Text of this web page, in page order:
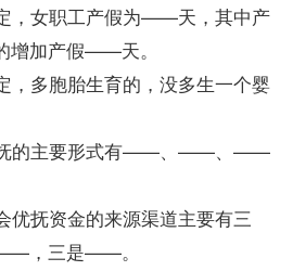
女职工产假为——天，其中产
加产假——天。
多胞胎生育的，没多生一个婴
的主要形式有——、——、——
抚资金的来源渠道主要有三
，三是——。